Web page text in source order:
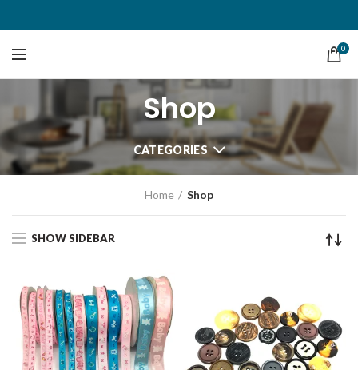
0
Shop
CATEGORIES
Home Shop
SHOW SIDEBAR